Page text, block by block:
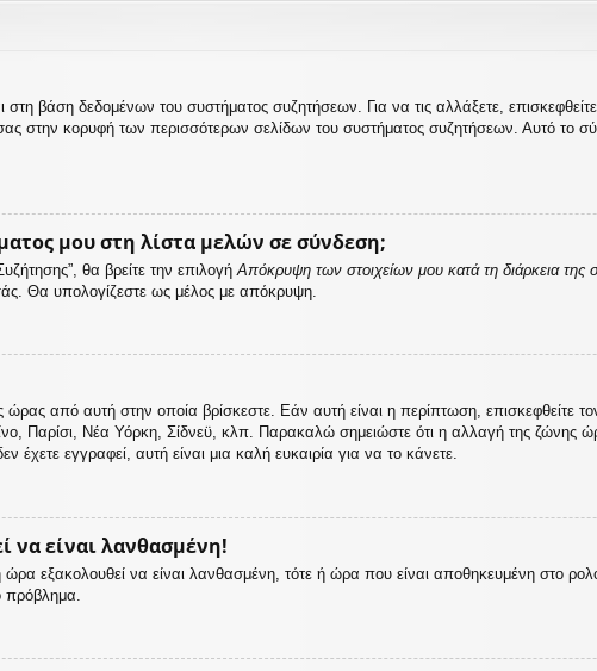
στη βάση δεδομένων του συστήματος συζητήσεων. Για να τις αλλάξετε,
στην κορυφή των περισσότερων σελίδων του συστήματος συζητήσεων. Αυτό το
μου στη λίστα μελών σε σύνδεση;
θα βρείτε την επιλογή Απόκρυψη των στοιχείων μου κατά τη διάρκεια της
Θα υπολογίζεστε ως μέλος με απόκρυψη.
ώρας από αυτή στην οποία βρίσκεστε. Εάν αυτή είναι η περίπτωση, επισκεφθείτε
Παρίσι, Νέα Υόρκη, Σίδνεϋ, κλπ. Παρακαλώ σημειώστε ότι η αλλαγή της ζώνης
εγγραφεί, αυτή είναι μια καλή ευκαιρία για να το κάνετε.
να είναι λανθασμένη!
εξακολουθεί να είναι λανθασμένη, τότε ή ώρα που είναι αποθηκευμένη στο
πρόβλημα.